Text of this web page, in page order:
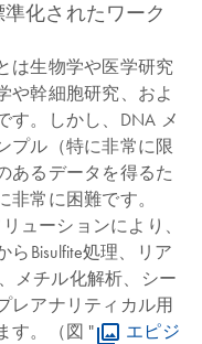
化されたワーク
は生物学や医学研究
や幹細胞研究、およ
す。しかし、DNA メ
プル（特に非常に限
あるデータを得るた
常に困難です。
ューションにより、
Bisulfite処理、リア
メチル化解析、シー
レアナリティカル用
す。（図 "
エピジ